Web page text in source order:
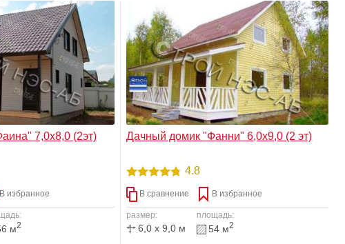
стоит гораздо
планировка, качественное утепление и добротная
отделка - в «Устине» хорошо абсолютно все!
7,0х8,0 (2эт)
В избранное
м2
Дачный домик "Фанни" 6,0х9,0 (2 эт)
4.8
В сравнение В избранное
размер:
6,0 x 9,0 м
площадь:
54 м2